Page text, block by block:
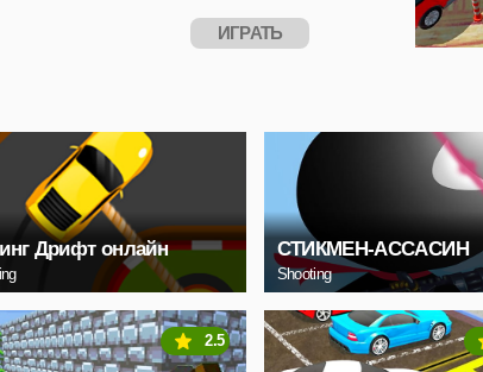
ИГРАТЬ
Дрифт онлайн СТИКМЕН-АССАСИН
Shooting
2.5